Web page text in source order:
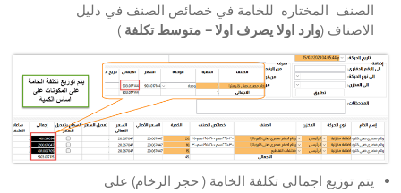
الصنف المختاره للخامة في خصائص الصنف في دليل
الاصناف (وارد اولا يصرف اولا – متوسط تكلفة )
يتم توزيع اجمالي تكلفة الخامة ( حجر الرخام) على